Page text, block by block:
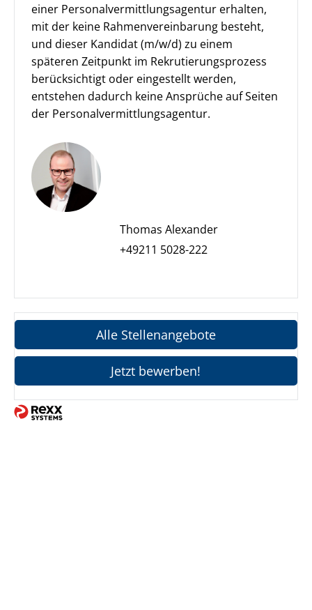
einer Personalvermittlungsagentur erhalten,
mit der keine Rahmenvereinbarung besteht,
und dieser Kandidat (m/w/d) zu einem
späteren Zeitpunkt im Rekrutierungs­prozess
berücksichtigt oder eingestellt werden,
entstehen dadurch keine Ansprüche auf Seiten
der Personalvermittlungsagentur.
Thomas Alexander
+49211 5028-222
Alle Stellenangebote
Jetzt bewerben!